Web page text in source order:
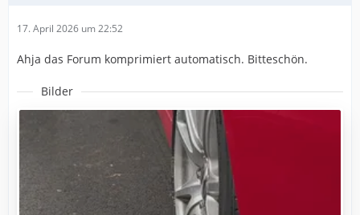
17. April 2026 um 22:52
Ahja das Forum komprimiert automatisch. Bitteschön.
Bilder